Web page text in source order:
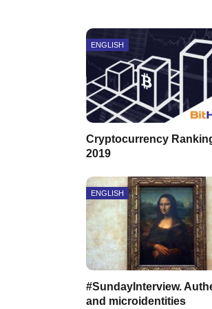
ENGLISH
Cryptocurrency
2019
ENGLISH
#SundayInterview.
and microidentities